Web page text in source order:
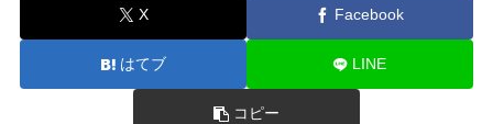
X Facebook
はてブ LINE
コピー